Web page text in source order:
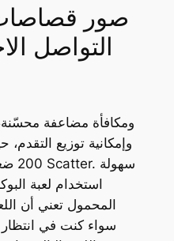
صور
التواصل
وإمكانية توزيع
استخدام لعبة
المحمول تعني أن
سواء كنت في انتظار